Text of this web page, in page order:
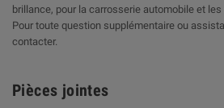
brillance, pour la carrosserie automobile et
Pour toute question supplémentaire ou
contacter.
Pièces jointes